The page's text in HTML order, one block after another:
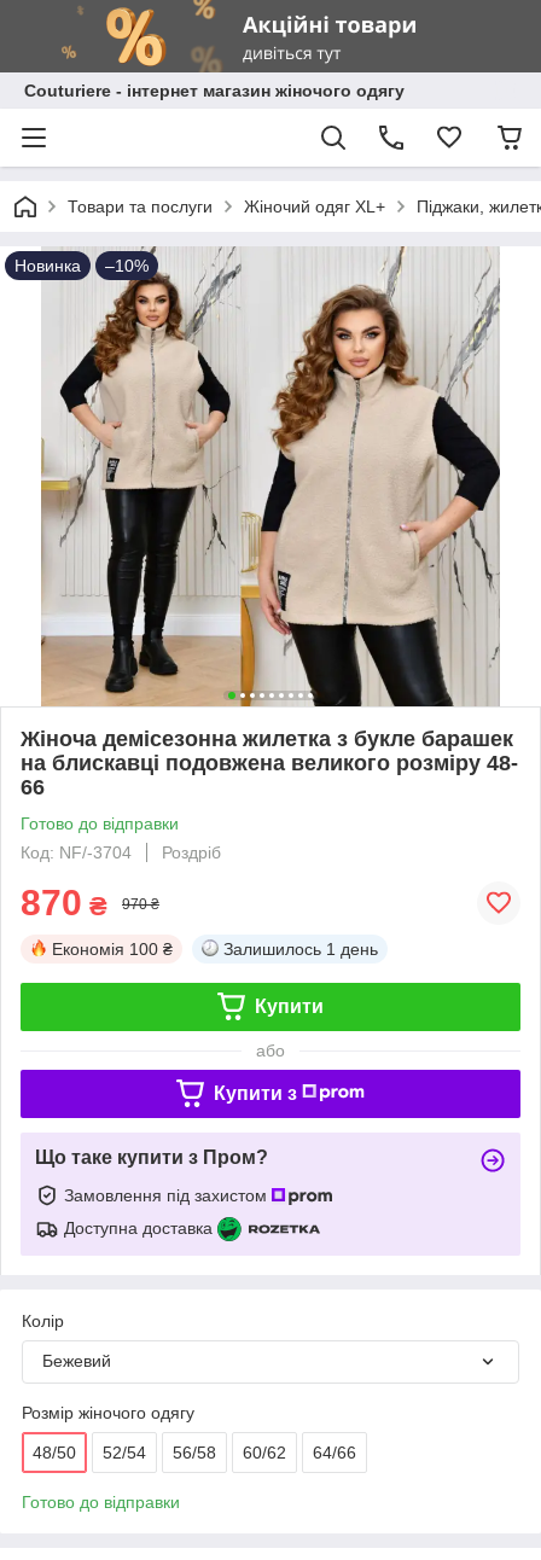
Сouturiere - інтернет магазин жіночого одягу
Товари та послуги Жіночий одяг XL+ Піджаки,
Новинка –10%
Жіноча демісезонна жилетка з букле барашек
на блискавці подовжена великого розміру 48-
66
Готово до відправки
Код: NF/-3704
Роздріб
870 ₴ 970 ₴
Економія 100 ₴ Залишилось 1 день
Купити
або
Купити з
Що таке купити з Пром?
Замовлення під захистом
Доступна доставка
Колір
Бежевий
Розмір жіночого одягу
48/50 52/54 56/58 60/62 64/66
Готово до відправки